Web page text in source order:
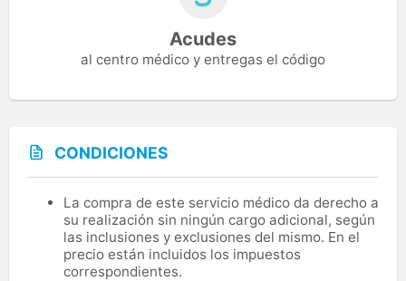
Acudes
al centro médico y entregas el código
CONDICIONES
La compra de este servicio médico da derecho a
su realización sin ningún cargo adicional, según
las inclusiones y exclusiones del mismo. En el
precio están incluidos los impuestos
correspondientes.